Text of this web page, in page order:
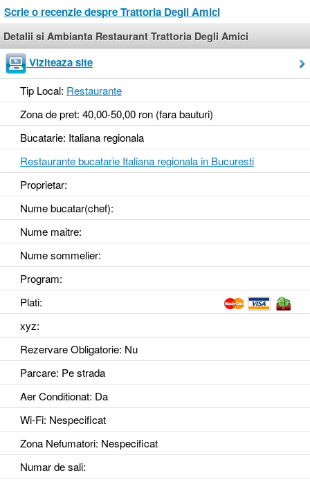
Scrie o recenzie despre Trattoria Degli Amici
Detalii si Ambianta Restaurant Trattoria Degli Amici
Viziteaza site
Tip Local: Restaurante
Zona de pret: 40,00-50,00 ron (fara bauturi)
Bucatarie: Italiana regionala
Restaurante bucatarie Italiana regionala in Bucuresti
Proprietar:
Nume bucatar(chef):
Nume maitre:
Nume sommelier:
Program:
Plati:
xyz:
Rezervare Obligatorie: Nu
Parcare: Pe strada
Aer Conditionat: Da
Wi-Fi: Nespecificat
Zona Nefumatori: Nespecificat
Numar de sali: